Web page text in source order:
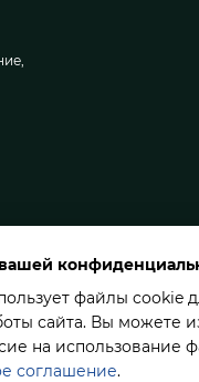
файлы cookie
сайта. Вы можете
на
соглашение.